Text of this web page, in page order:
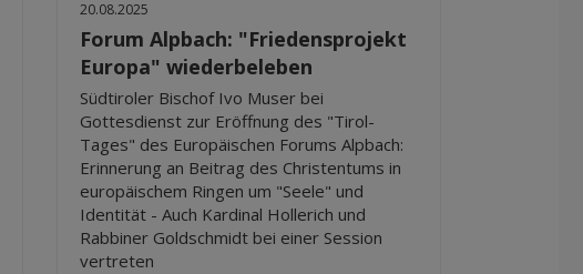
20.08.2025
Forum Alpbach: "Friedensprojekt
Europa" wiederbeleben
Südtiroler Bischof Ivo Muser bei
Gottesdienst zur Eröffnung des "Tirol-
Tages" des Europäischen Forums Alpbach:
Erinnerung an Beitrag des Christentums in
europäischem Ringen um "Seele" und
Identität - Auch Kardinal Hollerich und
Rabbiner Goldschmidt bei einer Session
vertreten